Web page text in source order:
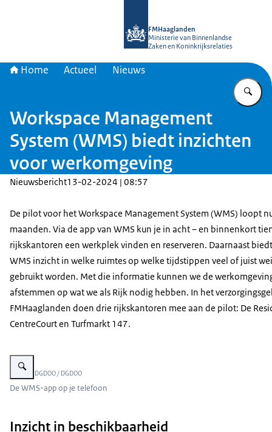
FMHaaglanden
Ministerie van Binnenlandse
Zaken en Koninkrijksrelaties
Home Actueel Nieuws
Workspace Management
System (WMS) biedt inzichten
voor werkomgeving
Nieuwsbericht13-02-2024 | 08:57
De pilot voor het Workspace Management System (WMS) loopt
maanden. Via de app van WMS kun je in acht – en binnenkort
rijkskantoren een werkplek vinden en reserveren. Daarnaast
WMS inzicht in welke ruimtes op welke tijdstippen veel of juist
gebruikt worden. Met die informatie kunnen we de
afstemmen op wat we als Rijk nodig hebben. In het
FMHaaglanden doen drie rijkskantoren mee aan de pilot: De
CentreCourt en Turfmarkt 147.
Vergroot afbeelding Zo ziet de WMS-app op je telefoon eruit.
Beeld: © DGDOO / DGDOO
De WMS-app op je telefoon
Inzicht in beschikbaarheid